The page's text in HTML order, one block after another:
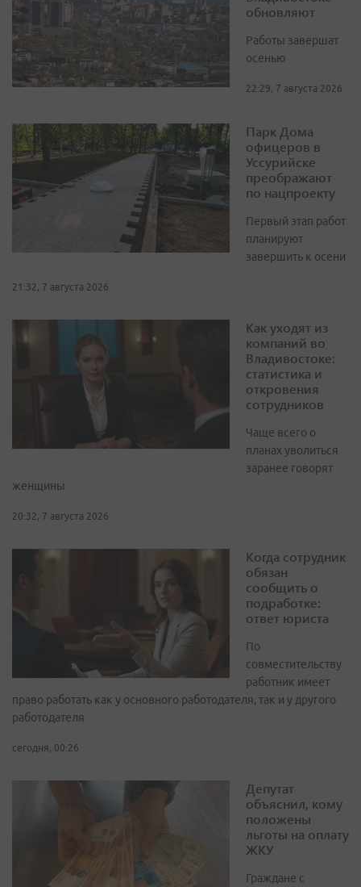
обновляют
Работы завершат
осенью
22:29, 7 августа 2026
Парк Дома
офицеров в
Уссурийске
преображают
по нацпроекту
Первый этап работ
планируют
завершить к осени
21:32, 7 августа 2026
Как уходят из
компаний во
Владивостоке:
статистика и
откровения
сотрудников
Чаще всего о
планах уволиться
заранее говорят
женщины
20:32, 7 августа 2026
Когда сотрудник
обязан
сообщить о
подработке:
ответ юриста
По
совместительству
работник имеет
право работать как у основного работодателя, так и у другого
работодателя
сегодня, 00:26
Депутат
объяснил, кому
положены
льготы на оплату
ЖКУ
Граждане с